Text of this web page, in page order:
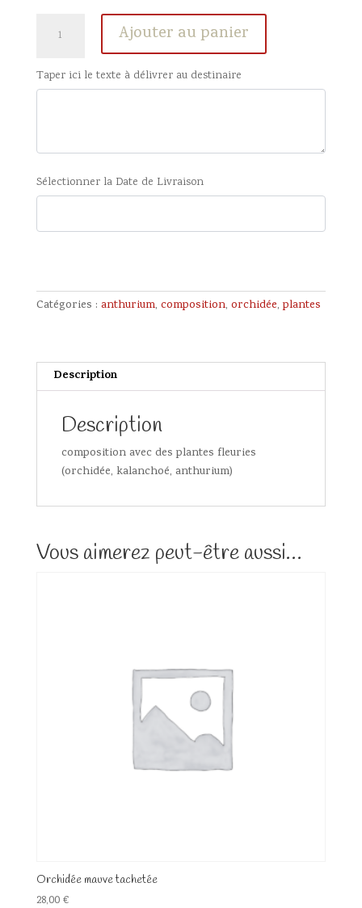
Ajouter au panier
Taper ici le texte à délivrer au destinaire
Sélectionner la Date de Livraison
Catégories : anthurium, composition, orchidée,plantes
Description
Description
composition avec des plantes fleuries
(orchidée, kalanchoé, anthurium)
Vous aimerez peut-être aussi…
Orchidée mauve tachetée
28,00 €